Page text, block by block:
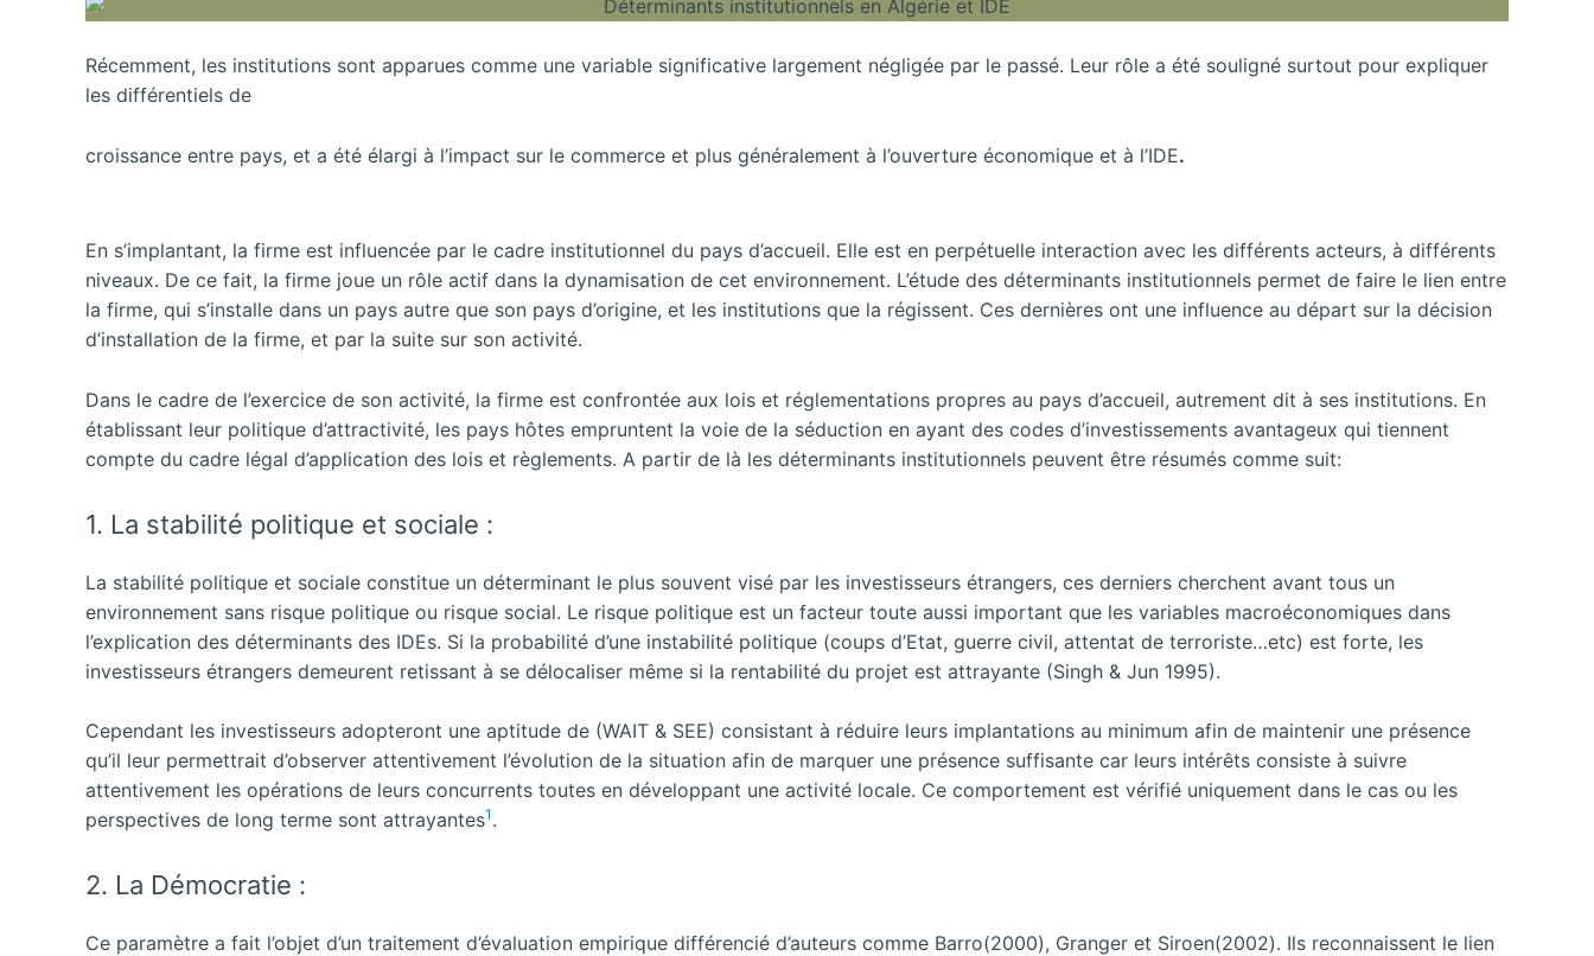
Récemment, les institutions sont apparues comme une variable significative largement négligée par le passé. Leur rôle a été souligné surtout pour expliquer
les différentiels de
croissance entre pays, et a été élargi à l’impact sur le commerce et plus généralement à l’ouverture économique et à l’IDE.
En s’implantant, la firme est influencée par le cadre institutionnel du pays d’accueil. Elle est en perpétuelle interaction avec les différents acteurs, à différents
niveaux. De ce fait, la firme joue un rôle actif dans la dynamisation de cet environnement. L’étude des déterminants institutionnels permet de faire le lien entre
la firme, qui s’installe dans un pays autre que son pays d’origine, et les institutions que la régissent. Ces dernières ont une influence au départ sur la décision
d’installation de la firme, et par la suite sur son activité.
Dans le cadre de l’exercice de son activité, la firme est confrontée aux lois et réglementations propres au pays d’accueil, autrement dit à ses institutions. En
établissant leur politique d’attractivité, les pays hôtes empruntent la voie de la séduction en ayant des codes d’investissements avantageux qui tiennent
compte du cadre légal d’application des lois et règlements. A partir de là les déterminants institutionnels peuvent être résumés comme suit:
1. La stabilité politique et sociale :
La stabilité politique et sociale constitue un déterminant le plus souvent visé par les investisseurs étrangers, ces derniers cherchent avant tous un
environnement sans risque politique ou risque social. Le risque politique est un facteur toute aussi important que les variables macroéconomiques dans
l’explication des déterminants des IDEs. Si la probabilité d’une instabilité politique (coups d’Etat, guerre civil, attentat de terroriste…etc) est forte, les
investisseurs étrangers demeurent retissant à se délocaliser même si la rentabilité du projet est attrayante (Singh & Jun 1995).
Cependant les investisseurs adopteront une aptitude de (WAIT & SEE) consistant à réduire leurs implantations au minimum afin de maintenir une présence
qu’il leur permettrait d’observer attentivement l’évolution de la situation afin de marquer une présence suffisante car leurs intérêts consiste à suivre
attentivement les opérations de leurs concurrents toutes en développant une activité locale. Ce comportement est vérifié uniquement dans le cas ou les
perspectives de long terme sont attrayantes1 .
2. La Démocratie :
Ce paramètre a fait l’objet d’un traitement d’évaluation empirique différencié d’auteurs comme Barro(2000), Granger et Siroen(2002). Ils reconnaissent le lien